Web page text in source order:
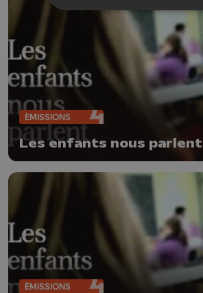
ÉMISSIONS
Les enfants nous parlent
ÉMISSIONS